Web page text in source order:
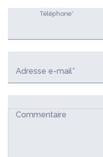
Téléphone*
Adresse e-mail*
Commentaire